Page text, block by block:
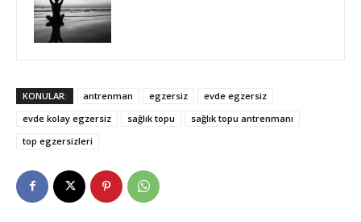
KONULAR: antrenman egzersiz
evde egzersiz
evde kolay egzersiz
sağlık topu
sağlık topu antrenmanı
top egzersizleri